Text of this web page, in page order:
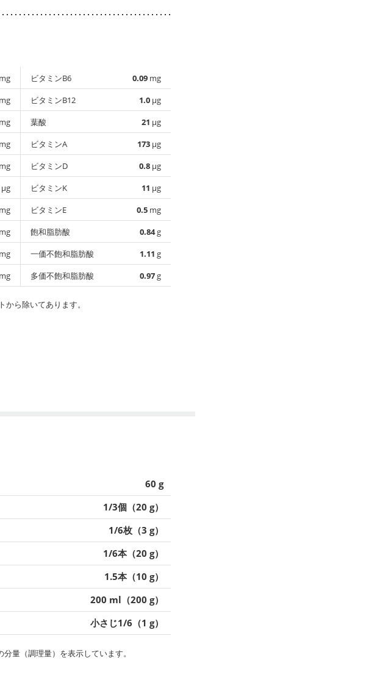
mg
mg
mg
mg
mg
µg
mg
mg
mg
mg
ビタミンB6 0.09 mg
ビタミンB12
1.0 µg
葉酸
21 µg
ビタミンA
173 µg
ビタミンD
0.8 µg
ビタミンK
11 µg
ビタミンE
0.5 mg
飽和脂肪酸
0.84g
一価不飽和脂肪酸
1.11 g
多価不飽和脂肪酸
0.97g
ら除いてあります。
60 g
1/3個（20 g）
1/6枚（3 g）
1/6本（20 g）
1.5本（10 g）
200 ml（200 g）
小さじ1/6（1 g）
量（調理量）を表示しています。